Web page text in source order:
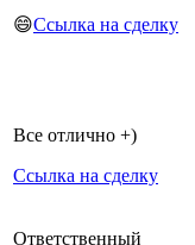
😄Ссылка на сделку
Все отлично +)
Ссылка на сделку
Ответственный